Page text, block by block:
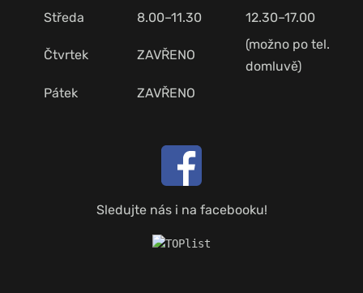
Středa
8.00–11.30 12.30–17.00
Čtvrtek ZAVŘENO
(možno po tel.
domluvě)
Pátek
ZAVŘENO
Sledujte nás i na facebooku!